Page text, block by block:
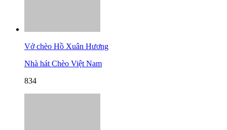
Vở chèo Hồ Xuân Hương
Nhà hát Chèo Việt Nam
834